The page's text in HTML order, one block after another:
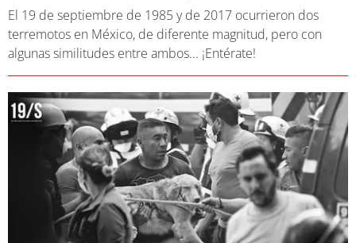
El 19 de septiembre de 1985 y de 2017 ocurrieron dos
terremotos en México, de diferente magnitud, pero con
algunas similitudes entre ambos... ¡Entérate!